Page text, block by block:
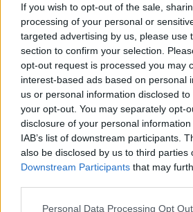
If you wish to opt-out of the sale,
processing of your personal or
targeted advertising by us, please use
section to confirm your selection.
opt-out request is processed you may
interest-based ads based on personal
us or personal information disclosed
your opt-out. You may separately opt-
disclosure of your personal
IAB’s list of downstream participants.
also be disclosed by us to third parties
Downstream Participants that may
Personal Data Processing Opt
Pinterest